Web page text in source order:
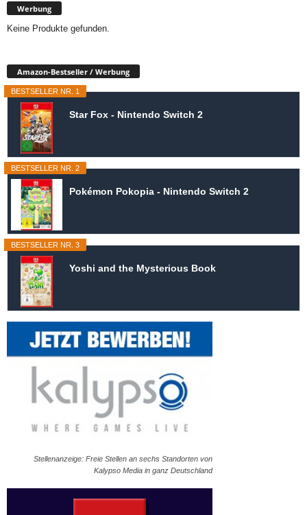
Werbung
Keine Produkte gefunden.
Amazon-Bestseller / Werbung
BESTSELLER NR. 1
Star Fox - Nintendo Switch 2
BESTSELLER NR. 2
Pokémon Pokopia - Nintendo Switch 2
BESTSELLER NR. 3
Yoshi and the Mysterious Book
Stellenanzeige: Freie Stellen an sechs Standorten von
Kalypso Media in ganz Deutschland